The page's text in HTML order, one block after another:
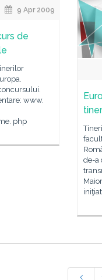
9 Apr 2009
de
www.
php
de-a